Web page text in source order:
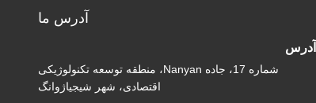
آدرس ما
آدرس
شماره 17، جاده Nanyan، منطقه توسعه تکنولوژیکی
اقتصادی، شهر شیجیاژوانگ